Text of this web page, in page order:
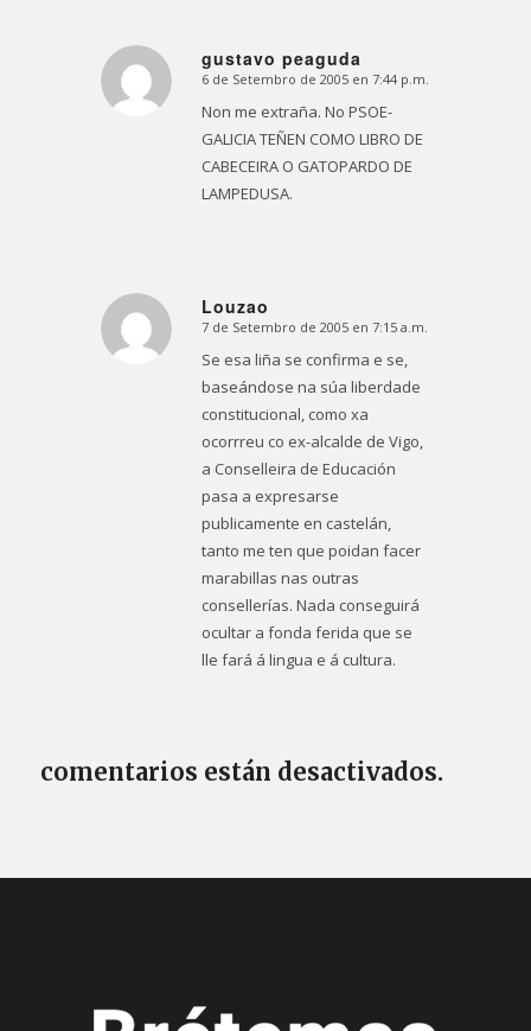
gustavo peaguda
Dice:
6 de Setembro de 2005 en 7:44 p.m.
Non me extraña. No PSOE-
GALICIA TEÑEN COMO LIBRO DE
CABECEIRA O GATOPARDO DE
LAMPEDUSA.
Louzao
Dice:
7 de Setembro de 2005 en 7:15 a.m.
Se esa liña se confirma e se,
baseándose na súa liberdade
constitucional, como xa
ocorrreu co ex-alcalde de Vigo,
a Conselleira de Educación
pasa a expresarse
publicamente en castelán,
tanto me ten que poidan facer
marabillas nas outras
consellerías. Nada conseguirá
ocultar a fonda ferida que se
lle fará á lingua e á cultura.
comentarios están desactivados.